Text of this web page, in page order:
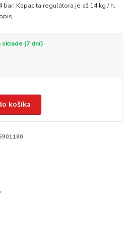
bar. Kapacita regulátora je až 14 kg / h,
(7 dní)
košíka